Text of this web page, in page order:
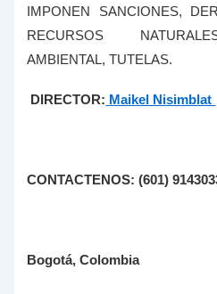
IMPONEN SANCIONES,
RECURSOS
AMBIENTAL, TUTELAS.
DIRECTOR: Maikel Nisimblat
CONTACTENOS: (601)
Bogotá, Colombia